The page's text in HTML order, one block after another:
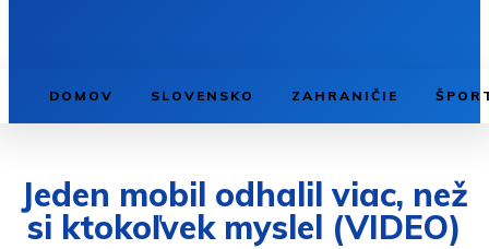
DOMOV SLOVENSKO ZAHRANIČIE
Jeden mobil odhalil viac, než
si ktokoľvek myslel (VIDEO)